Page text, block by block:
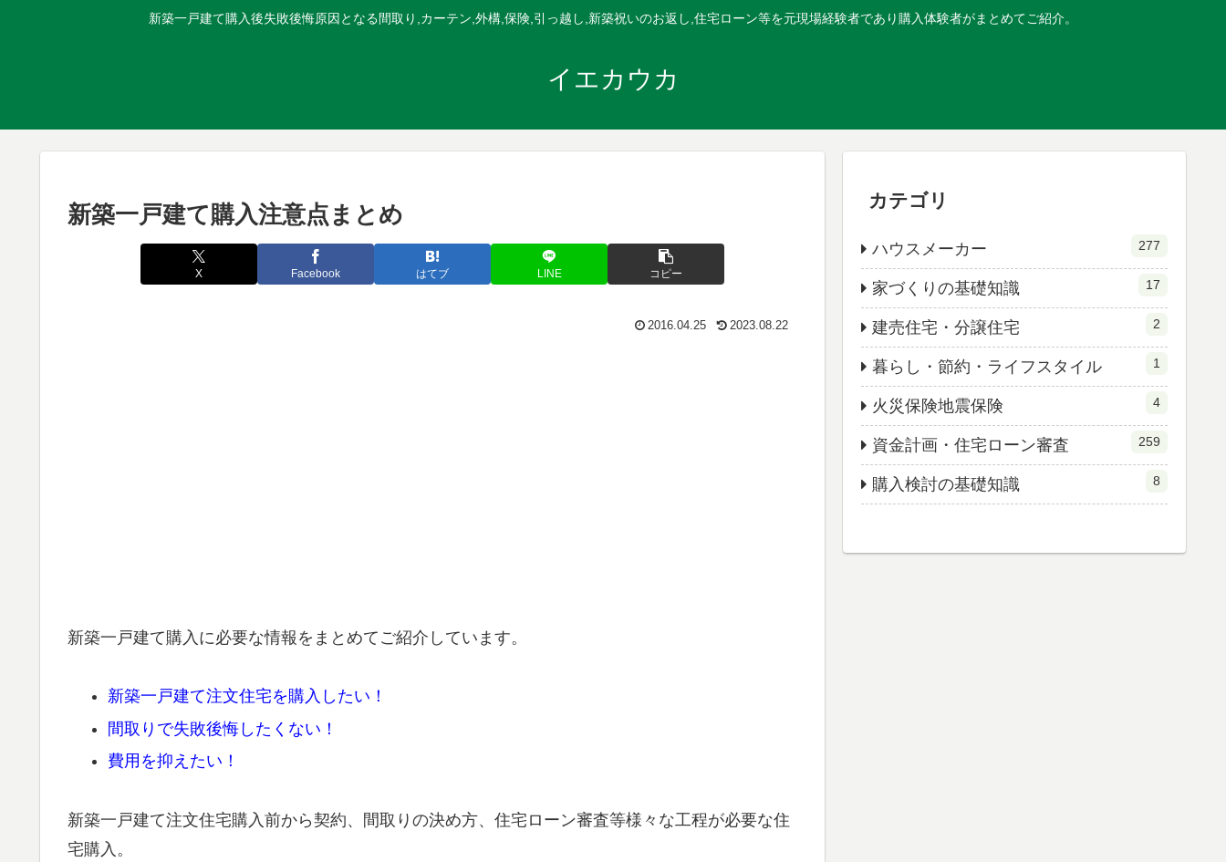
新築一戸建て購入後失敗後悔原因となる間取り,カーテン,外構,保険,引っ越し,新築祝いのお返し,住宅ローン等を元現場経験者であり購入体験者がまとめてご紹介。
イエカウカ
新築一戸建て購入注意点まとめ
X Facebook はてブ LINE コピー
2016.04.25 2023.08.22
新築一戸建て購入に必要な情報をまとめてご紹介しています。
新築一戸建て注文住宅を購入したい！
間取りで失敗後悔したくない！
費用を抑えたい！
新築一戸建て注文住宅購入前から契約、間取りの決め方、住宅ローン審査等様々な工程が必要な住
宅購入。
カテゴリ
ハウスメーカー 277
家づくりの基礎知識 17
建売住宅・分譲住宅 2
暮らし・節約・ライフスタイル 1
火災保険地震保険 4
資金計画・住宅ローン審査 259
購入検討の基礎知識 8